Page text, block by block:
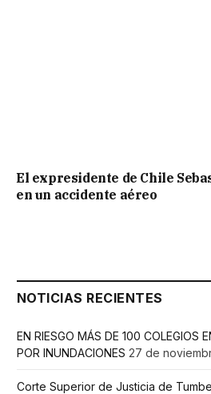
El expresidente de Chile
en un accidente aéreo
NOTICIAS RECIENTES
EN RIESGO MÁS DE 100 COLEGIOS
POR INUNDACIONES 27 de
Corte Superior de Justicia de